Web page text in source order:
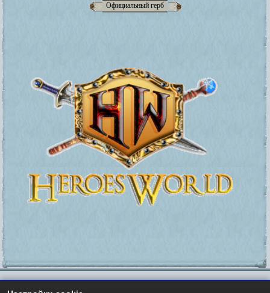
Официальный герб